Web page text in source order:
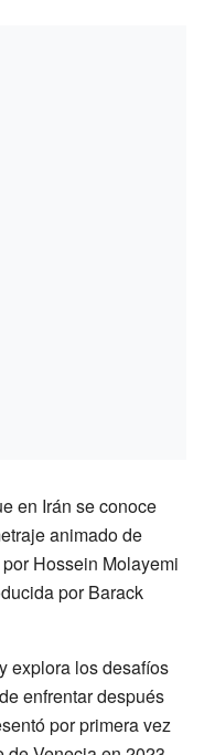
en Irán se conoce
animado de
Hossein Molayemi
por Barack
explora los desafíos
enfrentar después
por primera vez